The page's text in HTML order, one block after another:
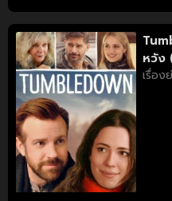
หวัง
เรื่อ